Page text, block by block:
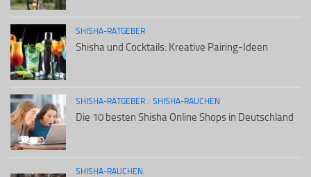
SHISHA-RATGEBER
Shisha und Cocktails: Kreative Pairing-Ideen
SHISHA-RATGEBER / SHISHA-RAUCHEN
Die 10 besten Shisha Online Shops in Deutschland
SHISHA-RAUCHEN